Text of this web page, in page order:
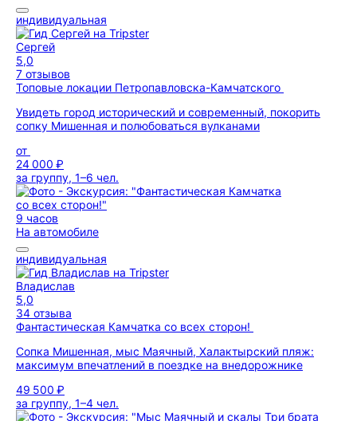
индивидуальная
Сергей
5,0
7 отзывов
Топовые локации Петропавловска-Камчатского
Увидеть город исторический и современный, покорить
сопку Мишенная и полюбоваться вулканами
от
24 000 ₽
за группу, 1–6 чел.
9 часов
На автомобиле
индивидуальная
Владислав
5,0
34 отзыва
Фантастическая Камчатка со всех сторон!
Сопка Мишенная, мыс Маячный, Халактырский пляж:
максимум впечатлений в поездке на внедорожнике
49 500 ₽
за группу, 1–4 чел.